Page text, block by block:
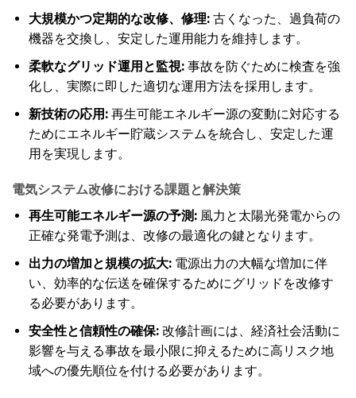
大規模かつ定期的な改修、修理:古くなった、過負荷の
機器を交換し、安定した運用能力を維持します。
柔軟なグリッド運用と監視:事故を防ぐために検査を強
化し、実際に即した適切な運用方法を採用します。
新技術の応用:再生可能エネルギー源の変動に対応する
ためにエネルギー貯蔵システムを統合し、安定した運
用を実現します。
電気システム改修における課題と解決策
再生可能エネルギー源の予測:風力と太陽光発電からの
正確な発電予測は、改修の最適化の鍵となります。
出力の増加と規模の拡大:電源出力の大幅な増加に伴
い、効率的な伝送を確保するためにグリッドを改修す
る必要があります。
安全性と信頼性の確保:改修計画には、経済社会活動に
影響を与える事故を最小限に抑えるために高リスク地
域への優先順位を付ける必要があります。